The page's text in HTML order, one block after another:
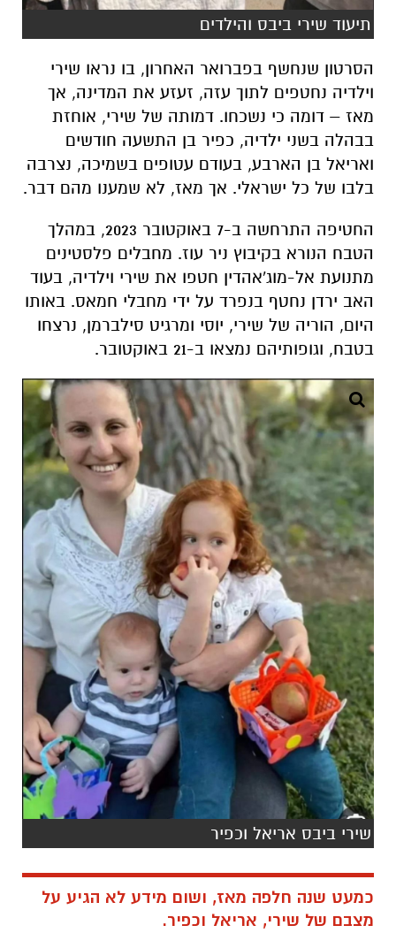
תיעוד שירי ביבס והילדים
הסרטון שנחשף בפברואר האחרון, בו נראו שירי
וילדיה נחטפים לתוך עזה, זעזע את המדינה, אך
מאז – דומה כי נשכחו. דמותה של שירי, אוחזת
בבהלה בשני ילדיה, כפיר בן התשעה חודשים
ואריאל בן הארבע, בעודם עטופים בשמיכה, נצרבה
בלבו של כל ישראלי. אך מאז, לא שמענו מהם דבר.
החטיפה התרחשה ב-7 באוקטובר 2023, במהלך
הטבח הנורא בקיבוץ ניר עוז. מחבלים פלסטינים
מתנועת אל-מוג'אהדין חטפו את שירי וילדיה, בעוד
האב ירדן נחטף בנפרד על ידי מחבלי חמאס. באותו
היום, הוריה של שירי, יוסי ומרגיט סילברמן, נרצחו
בטבח, וגופותיהם נמצאו ב-21 באוקטובר.
שירי ביבס אריאל וכפיר
כמעט שנה חלפה מאז, ושום מידע לא הגיע על
מצבם של שירי, אריאל וכפיר.